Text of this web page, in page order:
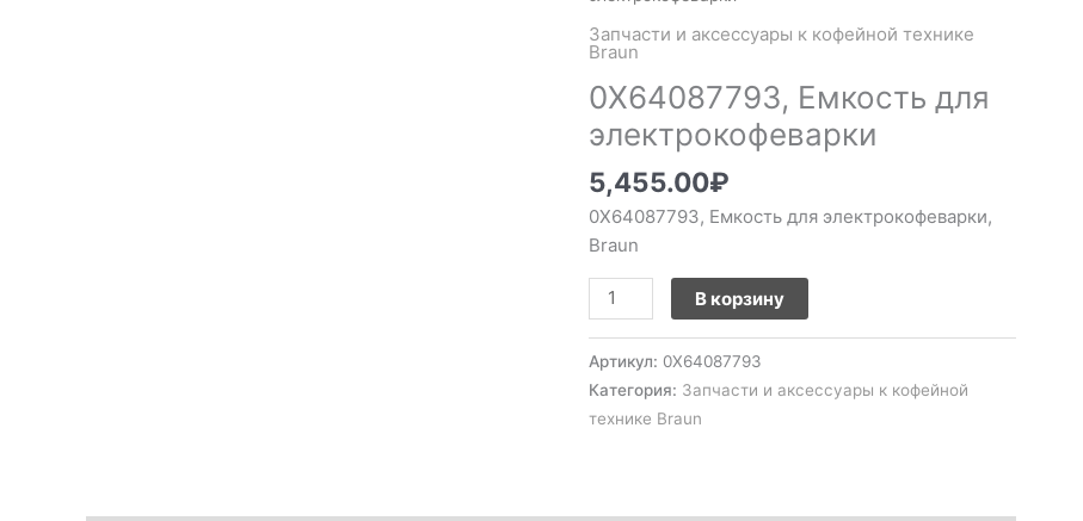
Запчасти и аксессуары к кофейной технике
Braun
0X64087793, Емкость для
электрокофеварки
5,455.00₽
0X64087793, Емкость для электрокофеварки,
Braun
для
В корзину
Артикул: 0X64087793
Категория: Запчасти и аксессуары к кофейной
технике Braun